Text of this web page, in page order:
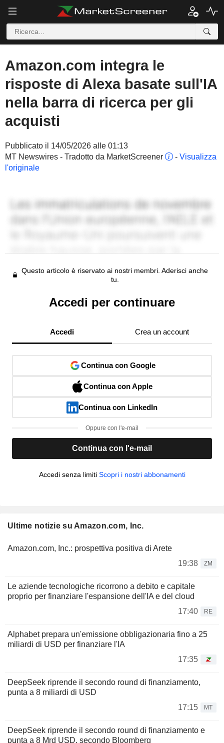
Amazon.com integra le
risposte di Alexa basate sull'IA
nella barra di ricerca per gli
acquisti
Pubblicato il 14/05/2026 alle 01:13
MT Newswires - Tradotto da MarketScreener
- Visualizza
l'originale
Questo articolo è riservato ai nostri membri. Aderisci anche
tu.
Accedi per continuare
Accedi Crea un account
Continua con Google
Continua con Apple
Continua con LinkedIn
Oppure con l'e-mail
Continua con l'e-mail
Accedi senza limiti Scopri i nostri abbonamenti
Ultime notizie su Amazon.com, Inc.
Amazon.com, Inc.: prospettiva positiva di Arete
19:38
ZM
Le aziende tecnologiche ricorrono a debito e capitale
proprio per finanziare l'espansione dell'IA e del cloud
17:40
RE
Alphabet prepara un'emissione obbligazionaria fino a 25
miliardi di USD per finanziare l'IA
17:35
DeepSeek riprende il secondo round di finanziamento,
punta a 8 miliardi di USD
17:15
MT
DeepSeek riprende il secondo round di finanziamento e
punta a 8 Mrd USD, secondo Bloomberg